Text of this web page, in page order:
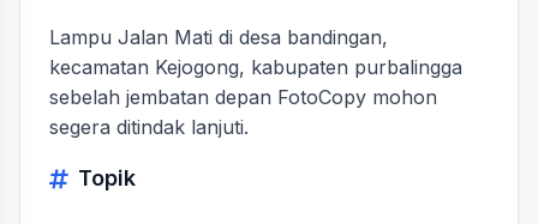
Lampu Jalan Mati di desa bandingan,
kecamatan Kejogong, kabupaten purbalingga
sebelah jembatan depan FotoCopy mohon
segera ditindak lanjuti.
Topik